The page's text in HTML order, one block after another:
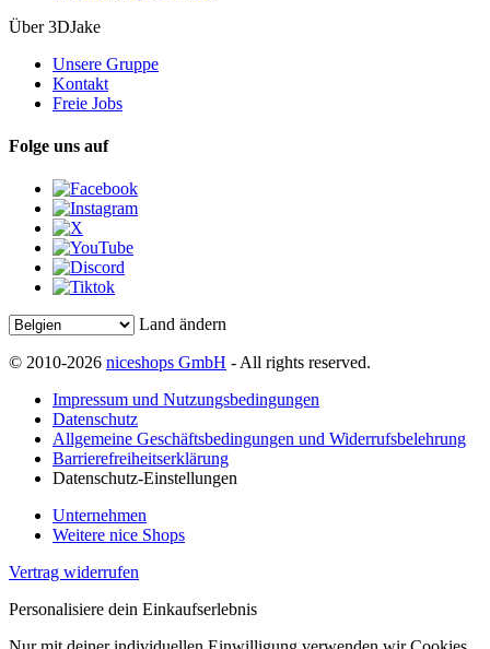
Über 3DJake
Unsere Gruppe
Kontakt
Freie Jobs
Folge uns auf
Land ändern
© 2010-2026 niceshops GmbH - All rights reserved.
Impressum und Nutzungsbedingungen
Datenschutz
Allgemeine Geschäftsbedingungen und Widerrufsbelehrung
Barrierefreiheitserklärung
Datenschutz-Einstellungen
Unternehmen
Weitere nice Shops
Vertrag widerrufen
Personalisiere dein Einkaufserlebnis